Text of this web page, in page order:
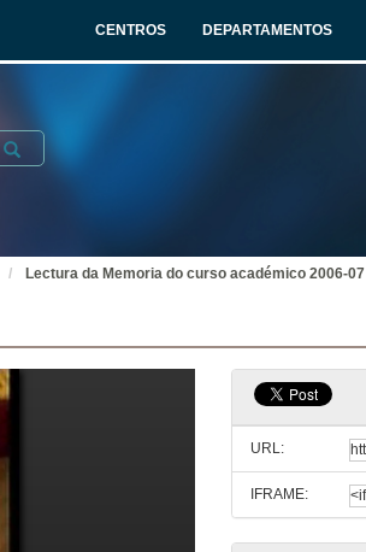
CENTROS DEPARTAMENTOS
Submit
Lectura da Memoria do curso académico 2006-07
URL:
IFRAME: